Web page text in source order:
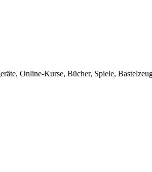
Online-Kurse, Bücher, Spiele,